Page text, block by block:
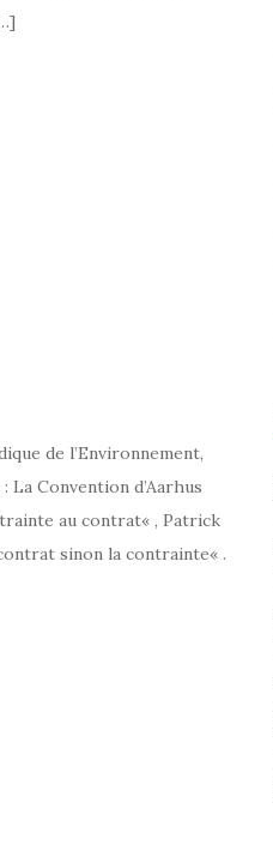
de l’Environnement,
Convention d’Aarhus
au contrat« , Patrick
sinon la contrainte« .